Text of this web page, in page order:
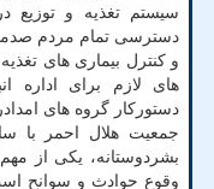
سیستم تغذیه و توزیع
دسترسی تمام مردم صدمه
و کنترل بیماری های
های لازم برای اداره
دستورکار گروه های
جمعیت هلال احمر با سابقه
بشردوستانه، یکی از
وقوع حوادث و سوانح است که در سال